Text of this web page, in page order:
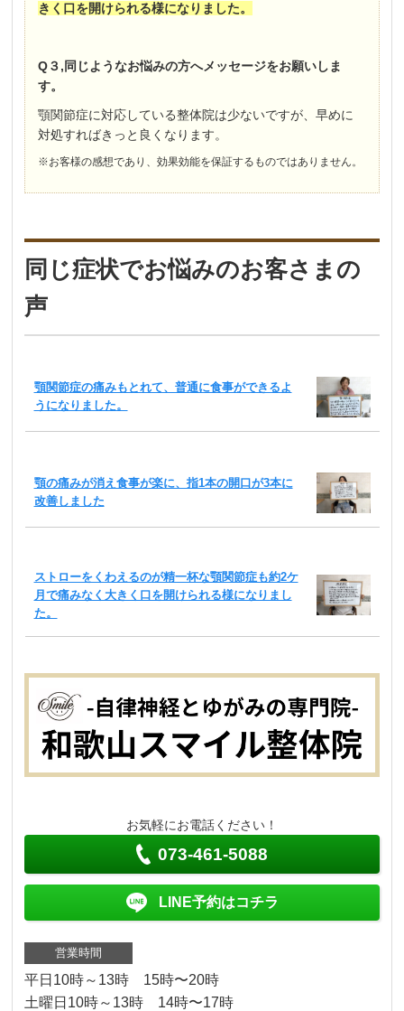
きく口を開けられる様になりました。
Q３,同じようなお悩みの方へメッセージをお願いしま
す。
顎関節症に対応している整体院は少ないですが、早めに
対処すればきっと良くなります。
※お客様の感想であり、効果効能を保証するものではありません。
同じ症状でお悩みのお客さまの
声
顎関節症の痛みもとれて、普通に食事ができるよ
うになりました。
顎の痛みが消え食事が楽に、指1本の開口が3本に
改善しました
ストローをくわえるのが精一杯な顎関節症も約2ケ
月で痛みなく大きく口を開けられる様になりまし
た。
お気軽にお電話ください！
073-461-5088
LINE予約はコチラ
営業時間
平日10時～13時 15時〜20時
土曜日10時～13時 14時〜17時